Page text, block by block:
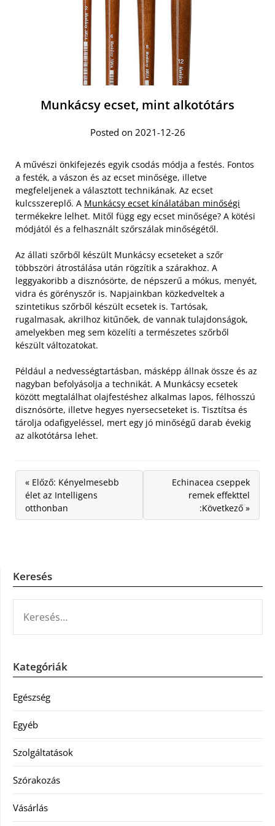
Munkácsy ecset, mint alkotótárs
Posted on 2021-12-26
A művészi önkifejezés egyik csodás módja a festés. Fontos
a festék, a vászon és az ecset minősége, illetve
megfeleljenek a választott technikának. Az ecset
kulcsszereplő. A Munkácsy ecset kínálatában minőségi
termékekre lelhet. Mitől függ egy ecset minősége? A kötési
módjától és a felhasznált szőrszálak minőségétől.
Az állati szőrből készült Munkácsy ecseteket a szőr
többszöri átrostálása után rögzítik a szárakhoz. A
leggyakoribb a disznósörte, de népszerű a mókus, menyét,
vidra és görényszőr is. Napjainkban közkedveltek a
szintetikus szőrből készült ecsetek is. Tartósak,
rugalmasak, akrilhoz kitűnőek, de vannak tulajdonságok,
amelyekben meg sem közelíti a természetes szőrből
készült változatokat.
Például a nedvességtartásban, másképp állnak össze és az
nagyban befolyásolja a technikát. A Munkácsy ecsetek
között megtalálhat olajfestéshez alkalmas lapos, félhosszú
disznósörte, illetve hegyes nyersecseteket is. Tisztítsa és
tárolja odafigyeléssel, mert egy jó minőségű darab évekig
az alkotótársa lehet.
« Előző: Kényelmesebb
élet az Intelligens
otthonban
Echinacea cseppek
remek effekttel
:Következő »
Keresés
Kategóriák
Egészség
Egyéb
Szolgáltatások
Szórakozás
Vásárlás